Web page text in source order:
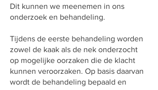
Dit kunnen we meenemen in ons
onderzoek en behandeling.
Tijdens de eerste behandeling worden
zowel de kaak als de nek onderzocht
op mogelijke oorzaken die de klacht
kunnen veroorzaken. Op basis daarvan
wordt de behandeling bepaald en